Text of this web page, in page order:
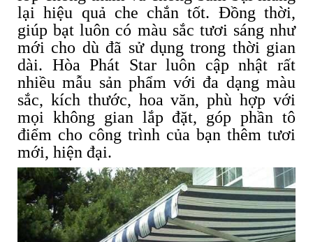
lại hiệu quả che chắn tốt. Đồng thời,
giúp bạt luôn có màu sắc tươi sáng như
mới cho dù đã sử dụng trong thời gian
dài. Hòa Phát Star luôn cập nhật rất
nhiều mẫu sản phẩm với đa dạng màu
sắc, kích thước, hoa văn, phù hợp với
mọi không gian lắp đặt, góp phần tô
điểm cho công trình của bạn thêm tươi
mới, hiện đại.